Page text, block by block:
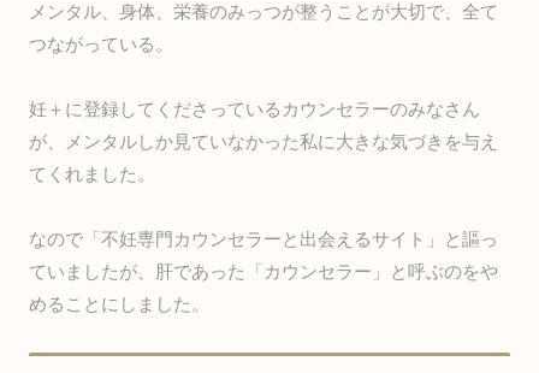
メンタル、身体、栄養のみっつが整うことが大切で、全て
つながっている。
妊＋に登録してくださっているカウンセラーのみなさん
が、メンタルしか見ていなかった私に大きな気づきを与え
てくれました。
なので「不妊専門カウンセラーと出会えるサイト」と謳っ
ていましたが、肝であった「カウンセラー」と呼ぶのをや
めることにしました。